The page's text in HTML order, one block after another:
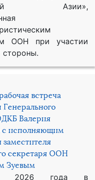
Азии»,
ООН при участии
стороны.
встреча
Генерального
Валерия
с исполняющим
заместителя
секретаря ООН
Зуевым
2026 года в